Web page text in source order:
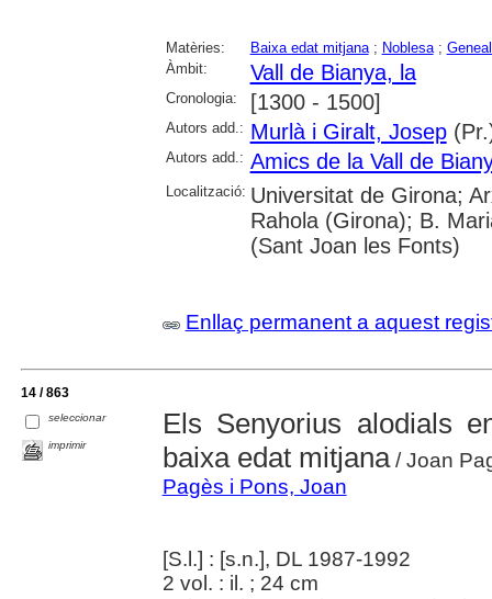
Matèries: Baixa edat mitjana; Noblesa;
Àmbit:
Vall de Bianya, la
Cronologia: [1300 - 1500]
Autors add.: Murlà i Giralt, Josep
Autors add.: Amics de la Vall de
Localització: Universitat de Girona;
Rahola (Girona); B.
(Sant Joan les Fonts)
Enllaç permanent a aquest
14 / 863
seleccionar
imprimir
Els Senyorius alodials
baixa edat mitjana/ Joan
Pagès i Pons, Joan
[S.l.] : [s.n.], DL 1987-1992
2 vol. : il. ; 24 cm